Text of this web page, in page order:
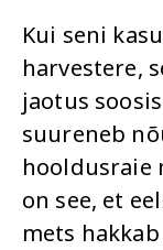
Kui seni
harvestere,
jaotus
suureneb
hooldusraie
on see, et
mets